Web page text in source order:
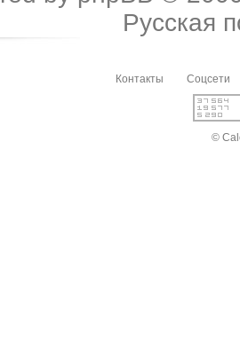
Русская
Контакты Соцсети
©